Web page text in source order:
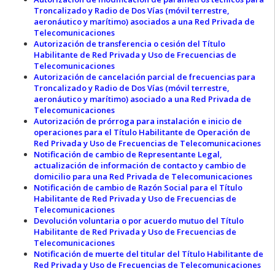
Troncalizado y Radio de Dos Vías (móvil terrestre,
aeronáutico y marítimo) asociados a una Red Privada de
Telecomunicaciones
Autorización de transferencia o cesión del Título
Habilitante de Red Privada y Uso de Frecuencias de
Telecomunicaciones
Autorización de cancelación parcial de frecuencias para
Troncalizado y Radio de Dos Vías (móvil terrestre,
aeronáutico y marítimo) asociado a una Red Privada de
Telecomunicaciones
Autorización de prórroga para instalación e inicio de
operaciones para el Título Habilitante de Operación de
Red Privada y Uso de Frecuencias de Telecomunicaciones
Notificación de cambio de Representante Legal,
actualización de información de contacto y cambio de
domicilio para una Red Privada de Telecomunicaciones
Notificación de cambio de Razón Social para el Título
Habilitante de Red Privada y Uso de Frecuencias de
Telecomunicaciones
Devolución voluntaria o por acuerdo mutuo del Título
Habilitante de Red Privada y Uso de Frecuencias de
Telecomunicaciones
Notificación de muerte del titular del Título Habilitante de
Red Privada y Uso de Frecuencias de Telecomunicaciones